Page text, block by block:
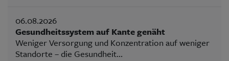
06.08.2026
Gesundheitssystem auf Kante genäht
Weniger Versorgung und Konzentration auf weniger
Standorte – die Gesundheit...